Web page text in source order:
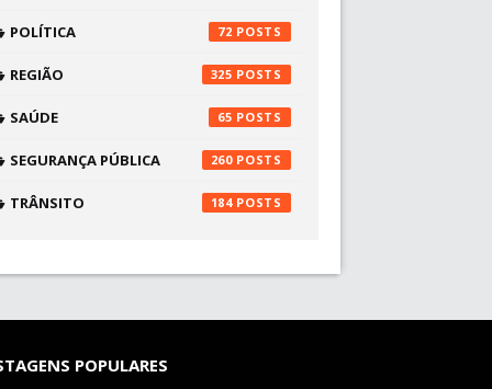
POLÍTICA 72
REGIÃO 325
SAÚDE 65
SEGURANÇA PÚBLICA 260
TRÂNSITO 184
POPULARES